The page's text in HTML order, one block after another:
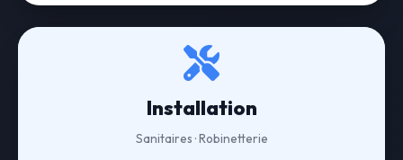
Installation
Sanitaires · Robinetterie